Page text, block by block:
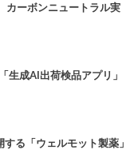
カーボンニュートラル実
生成AI出荷検品アプリ」
る「ウェルモット製薬」